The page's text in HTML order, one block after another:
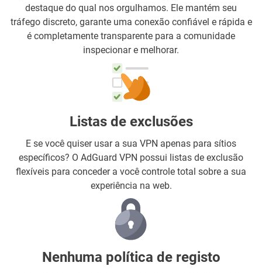
destaque do qual nos orgulhamos. Ele mantém seu
tráfego discreto, garante uma conexão confiável e rápida e
é completamente transparente para a comunidade
inspecionar e melhorar.
Listas de exclusões
E se você quiser usar a sua VPN apenas para sítios
específicos? O AdGuard VPN possui listas de exclusão
flexíveis para conceder a você controle total sobre a sua
experiência na web.
Nenhuma política de registo